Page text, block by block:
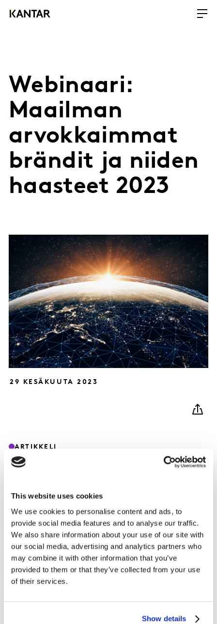
This website uses cookies
We use cookies to personalise content and ads, to
provide social media features and to analyse our traffic.
We also share information about your use of our site with
our social media, advertising and analytics partners who
may combine it with other information that you’ve
provided to them or that they’ve collected from your use
of their services.
Show details
Webinaari:
Maailman
arvokkaimmat
brändit ja niiden
haasteet 2023
29 KESÄKUUTA 2023
ARTIKKELI
Apple, Google vai Microsoft – mikä tänä
vuonna on listan kärjessä? Mitä voimme
oppia maailman arvokkaimmilta
brändeiltä?
saamaan esimakua Suomen Vahvimmat brändit -